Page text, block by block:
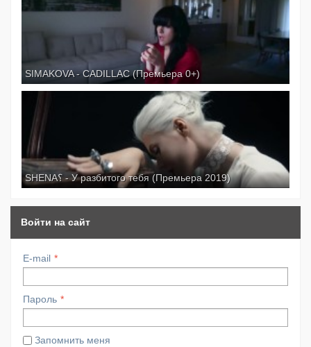
SIMAKOVA - CADILLAC (Премьера 0+)
SHENA؟ - У разбитого тебя (Премьера 2019)
Войти на сайт
E-mail
Пароль
Запомнить меня